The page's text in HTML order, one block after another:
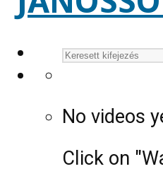
No videos
Click on